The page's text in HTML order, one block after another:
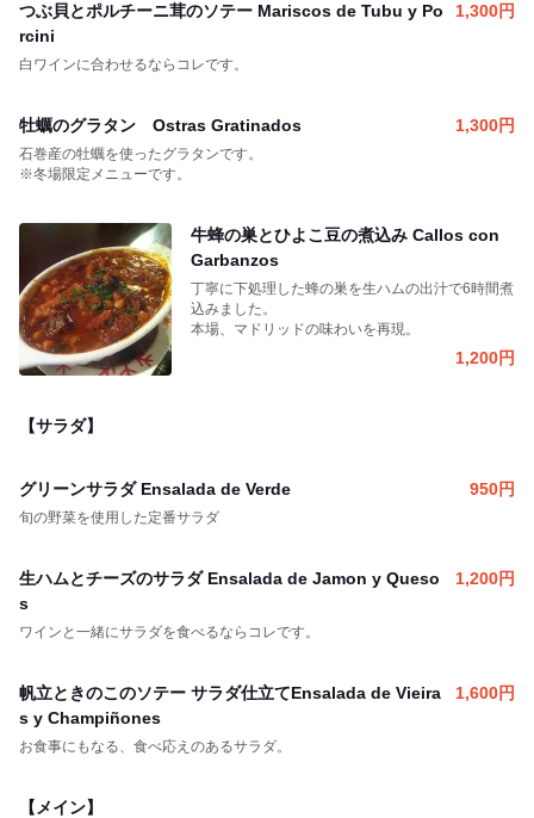
つぶ貝とポルチーニ茸のソテー Mariscos de Tubu y Po
rcini
1,300円
白ワインに合わせるならコレです。
牡蠣のグラタン Ostras Gratinados 1,300円
石巻産の牡蠣を使ったグラタンです。
※冬場限定メニューです。
牛蜂の巣とひよこ豆の煮込み Callos con
Garbanzos
丁寧に下処理した蜂の巣を生ハムの出汁で6時間煮
込みました。
本場、マドリッドの味わいを再現。
1,200円
【サラダ】
グリーンサラダ Ensalada de Verde 950円
旬の野菜を使用した定番サラダ
生ハムとチーズのサラダ Ensalada de Jamon y Queso
s
1,200円
ワインと一緒にサラダを食べるならコレです。
帆立ときのこのソテー サラダ仕立てEnsalada de Vieira
s y Champiñones
1,600円
お食事にもなる、食べ応えのあるサラダ。
【メイン】